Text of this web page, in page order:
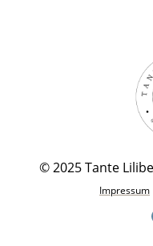
© 2025 Tante
Impressum